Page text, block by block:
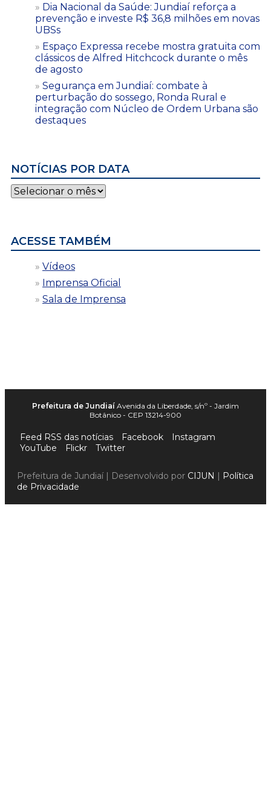
Dia Nacional da Saúde: Jundiaí reforça a
prevenção e investe R$ 36,8 milhões em novas
UBSs
Espaço Expressa recebe mostra gratuita com
clássicos de Alfred Hitchcock durante o mês
de agosto
Segurança em Jundiaí: combate à
perturbação do sossego, Ronda Rural e
integração com Núcleo de Ordem Urbana são
destaques
NOTÍCIAS POR DATA
Notícias
por
ACESSE TAMBÉM
Vídeos
Imprensa Oficial
Sala de Imprensa
Prefeitura de Jundiaí Avenida da Liberdade, s/nº - Jardim
Botânico - CEP 13214-900
Feed RSS das notícias Facebook
Instagram
YouTube
Flickr Twitter
Prefeitura de Jundiaí | Desenvolvido por CIJUN | Política
de Privacidade